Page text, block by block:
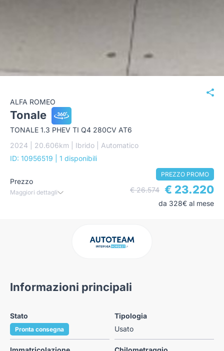
ALFA ROMEO
Tonale
TONALE 1.3 PHEV TI Q4 280CV AT6
2024 | 20.606km | Ibrido | Automatico
ID: 10956519
| 1 disponibili
Prezzo
Maggiori dettagli
PREZZO PROMO
€ 26.574 € 23.220
da 328€ al mese
Informazioni principali
Stato
Pronta consegna
Tipologia
Usato